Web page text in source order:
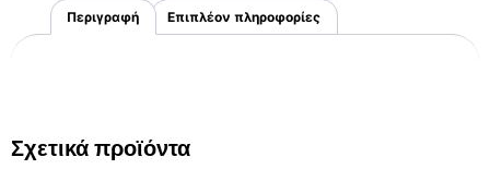
Περιγραφή Επιπλέον πληροφορίες
Σχετικά προϊόντα